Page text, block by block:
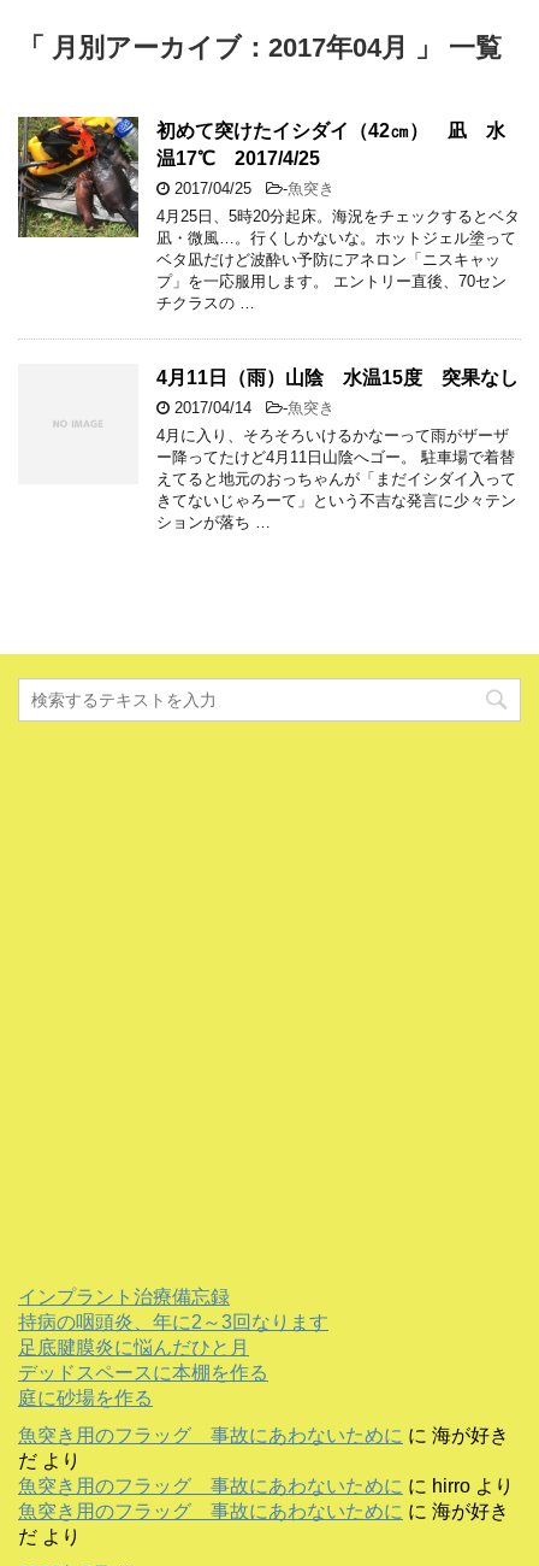
「 月別アーカイブ：2017年04月 」 一覧
初めて突けたイシダイ（42㎝） 凪 水
温17℃ 2017/4/25
2017/04/25 -魚突き
4月25日、5時20分起床。海況をチェックするとベタ
凪・微風…。行くしかないな。ホットジェル塗って
ベタ凪だけど波酔い予防にアネロン「ニスキャッ
プ」を一応服用します。 エントリー直後、70セン
チクラスの …
4月11日（雨）山陰 水温15度 突果なし
2017/04/14 -魚突き
4月に入り、そろそろいけるかなーって雨がザーザ
ー降ってたけど4月11日山陰へゴー。 駐車場で着替
えてると地元のおっちゃんが「まだイシダイ入って
きてないじゃろーて」という不吉な発言に少々テン
ションが落ち …
インプラント治療備忘録
持病の咽頭炎、年に2～3回なります
足底腱膜炎に悩んだひと月
デッドスペースに本棚を作る
庭に砂場を作る
魚突き用のフラッグ 事故にあわないために に 海が好き
だ より
魚突き用のフラッグ 事故にあわないために に hirro より
魚突き用のフラッグ 事故にあわないために に 海が好き
だ より